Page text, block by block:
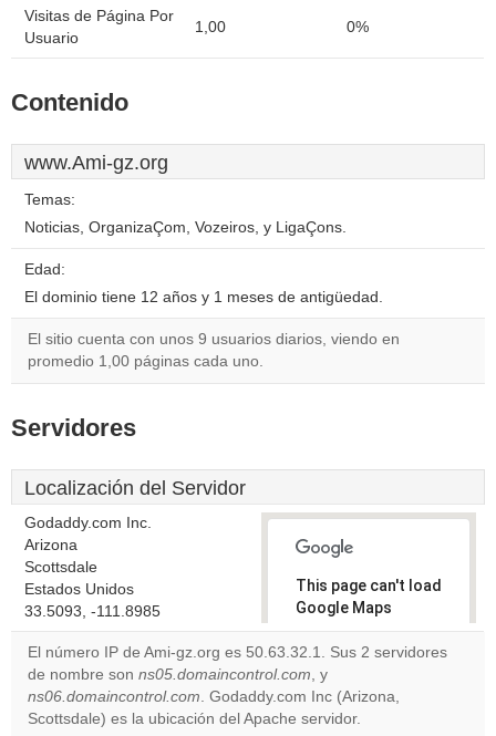
Visitas de Página Por
Usuario
1,00 0%
Contenido
www.Ami-gz.org
Temas:
Noticias, OrganizaÇom, Vozeiros, y LigaÇons.
Edad:
El dominio tiene 12 años y 1 meses de antigüedad.
El sitio cuenta con unos 9 usuarios diarios, viendo en
promedio 1,00 páginas cada uno.
Servidores
Localización del Servidor
Godaddy.com Inc.
Arizona
Scottsdale
Estados Unidos
33.5093, -111.8985
This page can't load
Google Maps
correctly.
Do you
own this
website?
El número IP de Ami-gz.org es 50.63.32.1. Sus 2 servidores
de nombre son ns05.domaincontrol.com, y
ns06.domaincontrol.com. Godaddy.com Inc (Arizona,
Scottsdale) es la ubicación del Apache servidor.